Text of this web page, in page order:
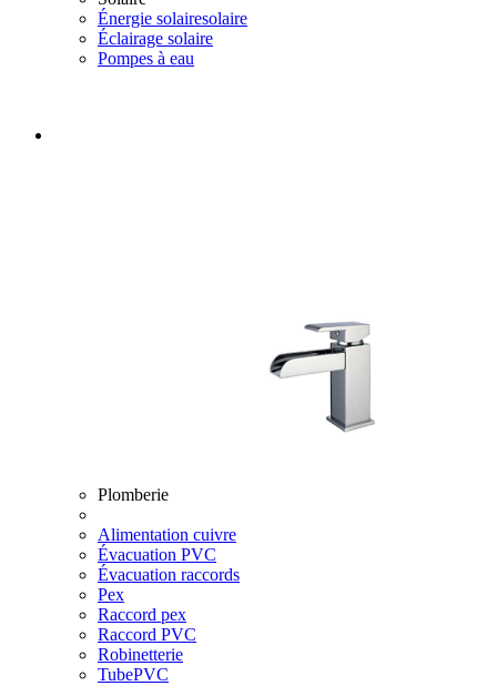
Énergie solairesolaire
Éclairage solaire
Pompes à eau
Plomberie
Alimentation cuivre
Évacuation PVC
Évacuation raccords
Pex
Raccord pex
Raccord PVC
Robinetterie
TubePVC